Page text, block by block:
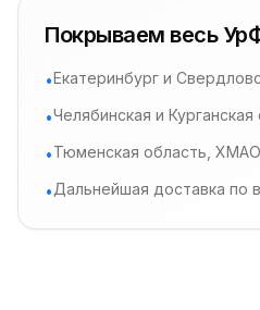
Покрываем весь
•Екатеринбург и
•Челябинская и Курганская
•Тюменская область,
•Дальнейшая доставка по